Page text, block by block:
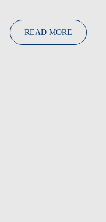
READ MORE